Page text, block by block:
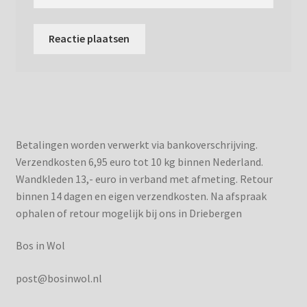
Betalingen worden verwerkt via bankoverschrijving.
Verzendkosten 6,95 euro tot 10 kg binnen Nederland.
Wandkleden 13,- euro in verband met afmeting. Retour
binnen 14 dagen en eigen verzendkosten. Na afspraak
ophalen of retour mogelijk bij ons in Driebergen
Bos in Wol
post@bosinwol.nl